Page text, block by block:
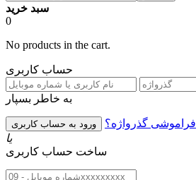
سبد خرید
0
No products in the cart.
حساب کاربری
به خاطر بسپار
فراموشی گذرواژه؟
یا
ساخت حساب کاربری